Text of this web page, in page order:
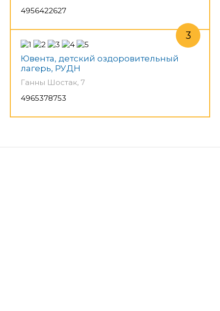
4956422627
Ювента, детский оздоровительный
лагерь, РУДН
Ганны Шостак, 7
4965378753